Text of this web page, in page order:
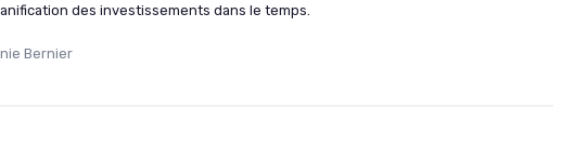
des investissements dans le temps.
Bernier